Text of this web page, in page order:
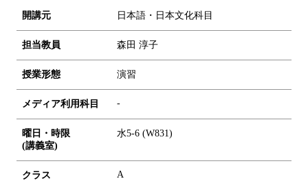
開講元 日本語・日本文化科目
担当教員 森田 淳子
授業形態 演習
メディア利用科目 -
曜日・時限
(講義室)
水5-6 (W831)
クラス A